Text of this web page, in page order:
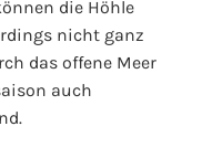
die Höhle
nicht ganz
das offene Meer
auch